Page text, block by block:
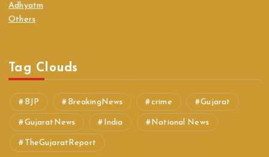
Adhyatm
Others
Tag Clouds
BJP BreakingNews crime Gujarat
GujaratNews India National News
TheGujaratReport